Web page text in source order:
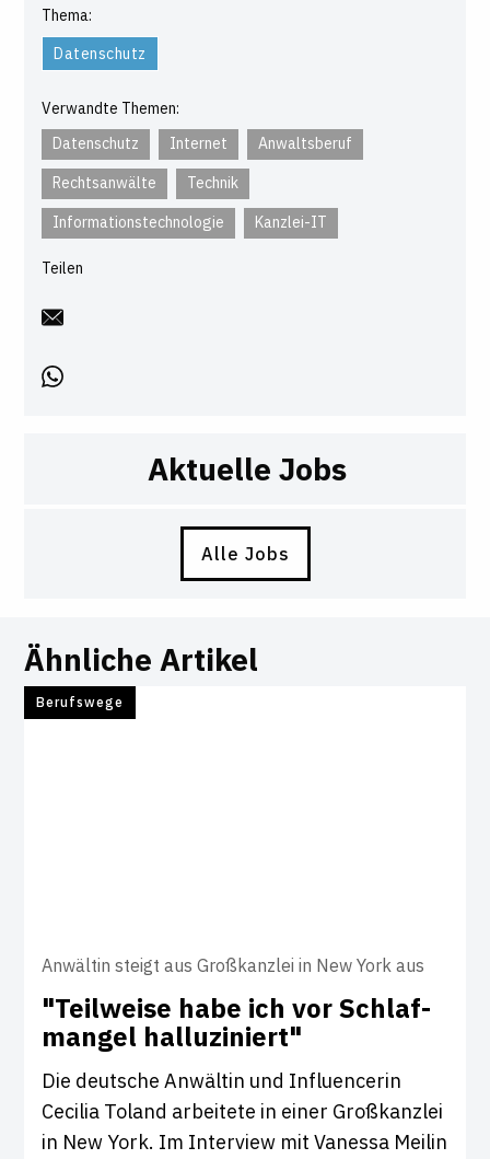
Thema:
Datenschutz
Verwandte Themen:
Datenschutz
Internet
Anwaltsberuf
Rechtsanwälte
Technik
Informationstechnologie
Kanzlei-IT
Teilen
Aktuelle Jobs
Alle Jobs
Ähnliche Artikel
Berufswege
Anwältin steigt aus Großkanzlei in New York aus
"Teil­weise habe ich vor Schlaf­
mangel hal­lu­zi­niert"
Die deutsche Anwältin und Influencerin
Cecilia Toland arbeitete in einer Großkanzlei
in New York. Im Interview mit Vanessa Meilin